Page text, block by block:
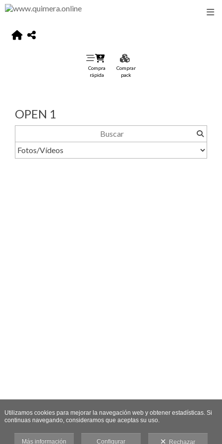
Compra
rápida
Comprar
pack
OPEN 1
Utilizamos cookies para mejorar la navegación web y obtener estadísticas. Si
continuas navegando, consideramos que aceptas su uso.
Más información Configurar Rechazar